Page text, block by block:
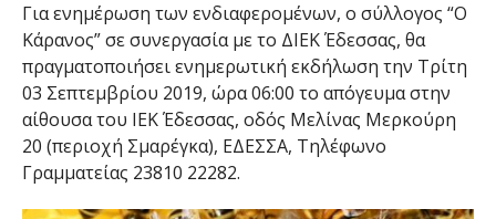
Για ενημέρωση των ενδιαφερομένων, ο σύλλογος “Ο
Κάρανος” σε συνεργασία με το ΔΙΕΚ Έδεσσας, θα
πραγματοποιήσει ενημερωτική εκδήλωση την Τρίτη
03 Σεπτεμβρίου 2019, ώρα 06:00 το απόγευμα στην
αίθουσα του ΙΕΚ Έδεσσας, οδός Μελίνας Μερκούρη
20 (περιοχή Σμαρέγκα), ΕΔΕΣΣΑ, Τηλέφωνο
Γραμματείας 23810 22282.